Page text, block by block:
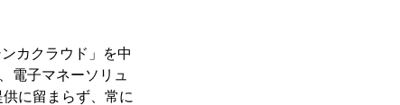
カクラウド」を中
電子マネーソリュ
に留まらず、常に